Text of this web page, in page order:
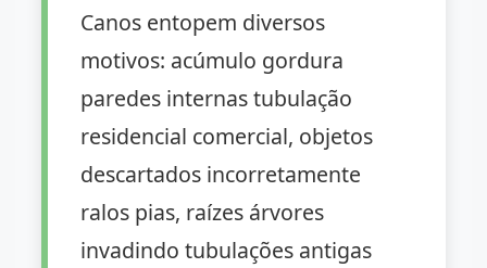
Canos entopem diversos
motivos: acúmulo gordura
paredes internas tubulação
residencial comercial, objetos
descartados incorretamente
ralos pias, raízes árvores
invadindo tubulações antigas